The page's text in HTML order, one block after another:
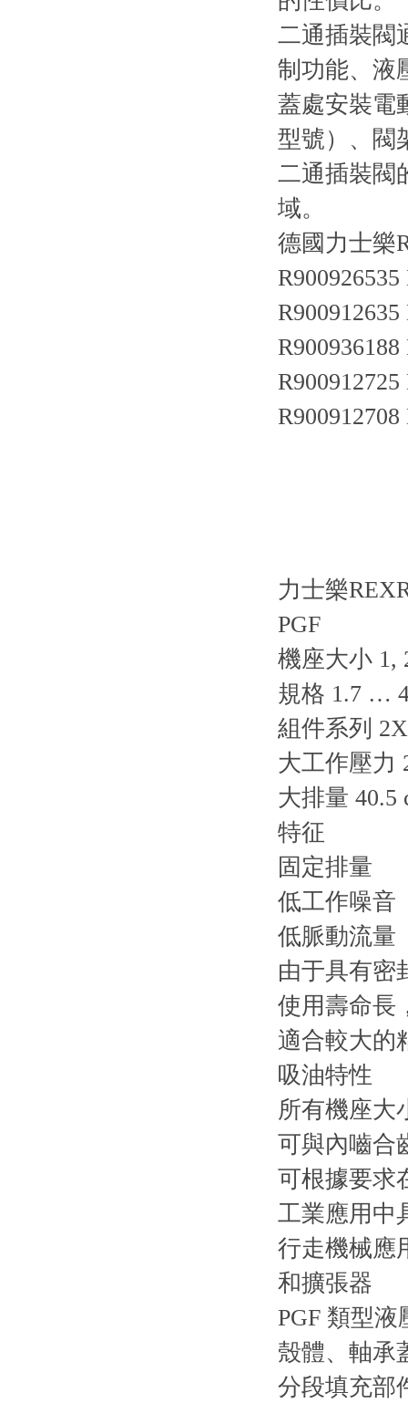
二通插裝閥
制功能、液
蓋處安裝電
型號）、閥
二通插裝閥
域。
德國力士樂
力士樂
PGF
機座大小 1,
規格 1.7 …
組件系列
大工作壓力
大排量 40.5
特征
固定排量
低工作噪音
低脈動流量
由于具有密
使用壽命長
適合較大的
吸油特性
所有機座大
可與內嚙合
可根據要求
工業應用中
行走機械應
和擴張器
PGF 類型
殼體、軸承
分段填充部